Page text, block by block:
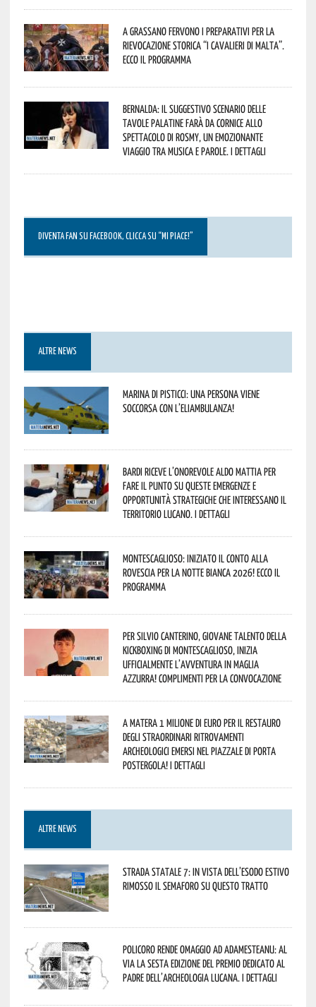
A Grassano fervono i preparativi per la
Rievocazione Storica “I CAVALIERI DI MALTA”.
Ecco il programma
Bernalda: il suggestivo scenario delle
Tavole Palatine farà da cornice allo
spettacolo di Rosmy, un emozionante
viaggio tra musica e parole. I dettagli
DIVENTA FAN SU FACEBOOK, CLICCA SU “MI PIACE!”
ALTRE NEWS
Marina di Pisticci: una persona viene
soccorsa con l’eliambulanza!
Bardi riceve l’onorevole Aldo Mattia per
fare il punto su queste emergenze e
opportunità strategiche che interessano il
territorio lucano. I dettagli
Montescaglioso: iniziato il conto alla
rovescia per la Notte Bianca 2026! Ecco il
programma
Per Silvio Canterino, giovane talento della
kickboxing di Montescaglioso, inizia
ufficialmente l’avventura in maglia
azzurra! Complimenti per la convocazione
A Matera 1 milione di euro per il restauro
degli straordinari ritrovamenti
archeologici emersi nel piazzale di Porta
Postergola! I dettagli
ALTRE NEWS
Strada statale 7: in vista dell’esodo estivo
rimosso il semaforo su questo tratto
Policoro rende omaggio ad Adamesteanu: al
via la sesta edizione del Premio dedicato al
padre dell’archeologia lucana. I dettagli